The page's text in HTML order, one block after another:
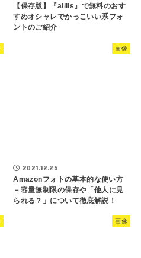
【保存版】『aillis』で無料のおす
すめオシャレでかっこいい系フォ
ントのご紹介
画像
2021.12.25
Amazonフォトの基本的な使い方
－容量無制限の保存や「他人に見
られる？」について徹底解説！
画像